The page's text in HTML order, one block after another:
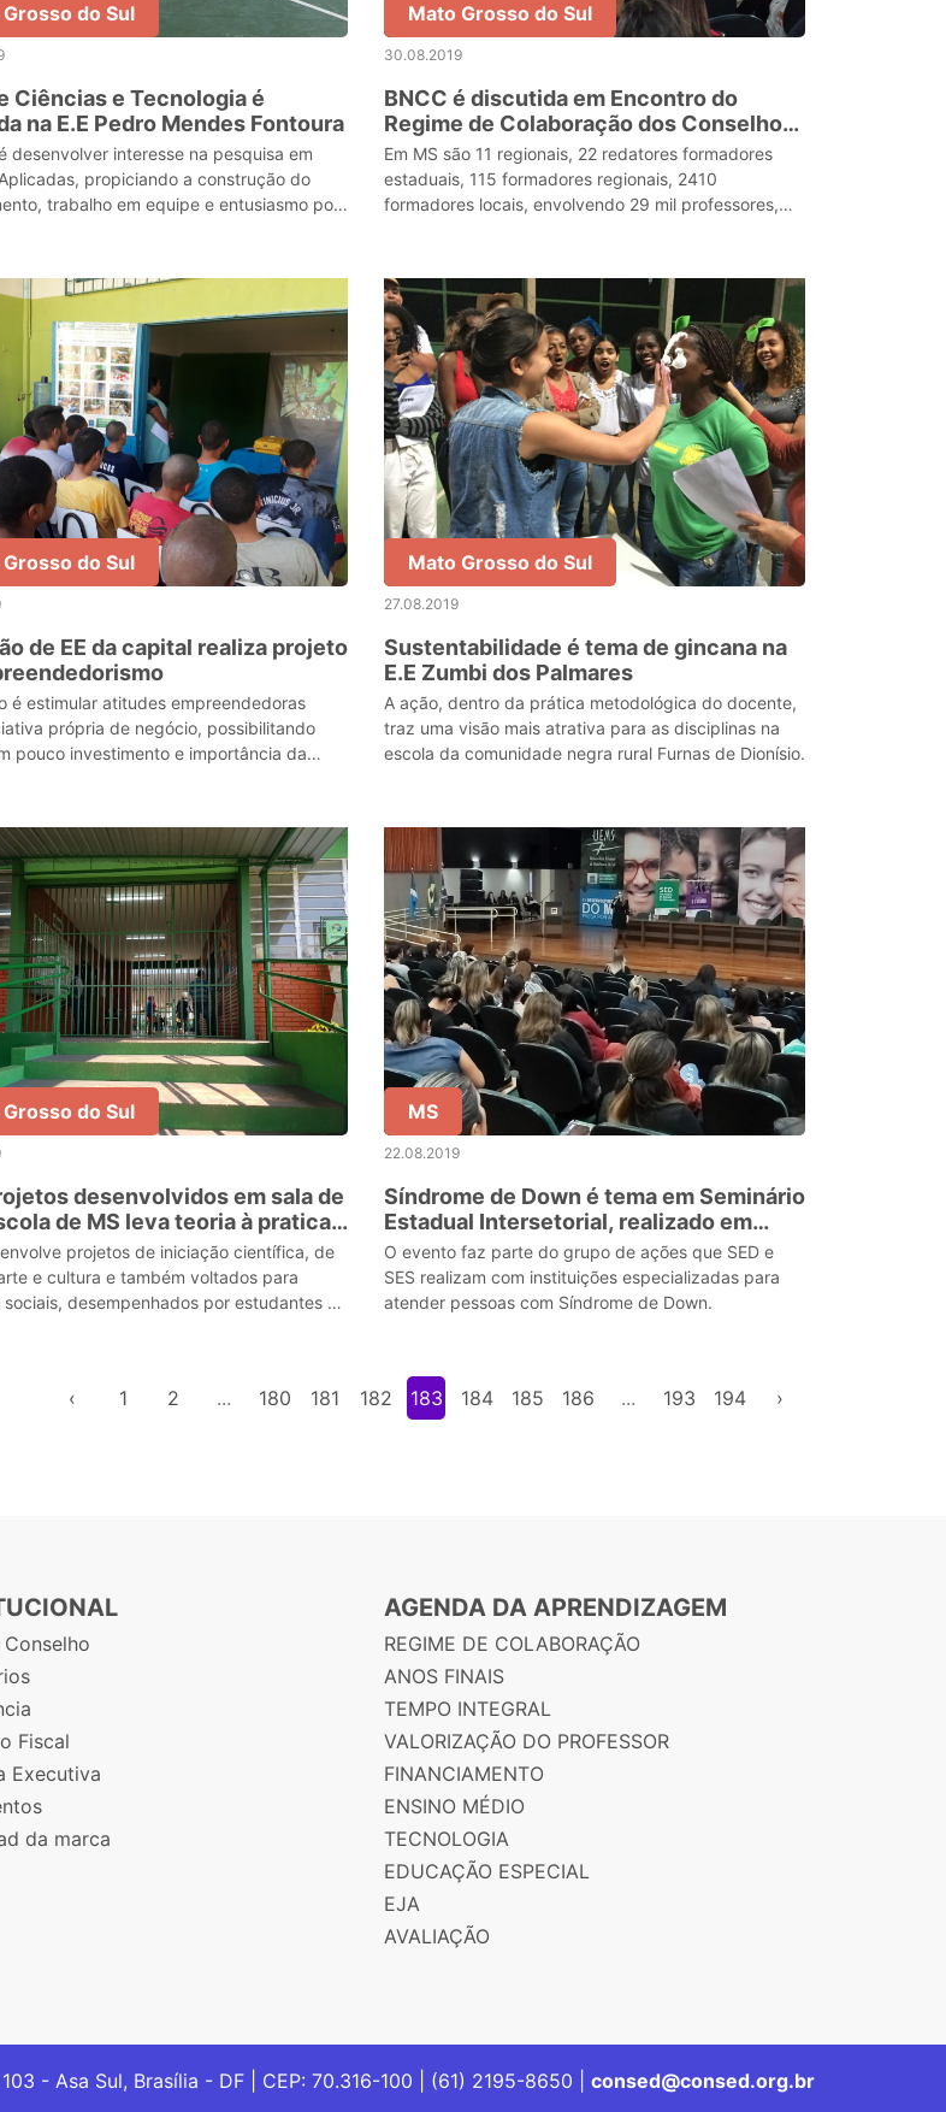
do Sul
Ciências e Tecnologia é
na E.E Pedro Mendes Fontoura
desenvolver interesse na pesquisa em
propiciando a construção do
trabalho em equipe e entusiasmo por
Mato Grosso do Sul
30.08.2019
BNCC é discutida em Encontro do
Regime de Colaboração dos Conselhos
de Educação
Em MS são 11 regionais, 22 redatores formadores
estaduais, 115 formadores regionais, 2410
formadores locais, envolvendo 29 mil professores,
do Sul
de EE da capital realiza projeto
é estimular atitudes empreendedoras
própria de negócio, possibilitando
pouco investimento e importância da
Mato Grosso do Sul
27.08.2019
Sustentabilidade é tema de gincana na
E.E Zumbi dos Palmares
A ação, dentro da prática metodológica do docente,
traz uma visão mais atrativa para as disciplinas na
escola da comunidade negra rural Furnas de Dionísio.
do Sul
desenvolvidos em sala de
de MS leva teoria à pratica
Grande
projetos de iniciação científica, de
e cultura e também voltados para
desempenhados por estudantes e
MS
22.08.2019
Síndrome de Down é tema em Seminário
Estadual Intersetorial, realizado em
Campo Grande
O evento faz parte do grupo de ações que SED e
SES realizam com instituições especializadas para
atender pessoas com Síndrome de Down.
‹ 1 2 ... 180 181 182 183 184 185 186 ... 193 194 ›
Fiscal
Executiva
da marca
AGENDA DA APRENDIZAGEM
REGIME DE COLABORAÇÃO
ANOS FINAIS
TEMPO INTEGRAL
VALORIZAÇÃO DO PROFESSOR
FINANCIAMENTO
ENSINO MÉDIO
TECNOLOGIA
EDUCAÇÃO ESPECIAL
EJA
AVALIAÇÃO
- Asa Sul, Brasília - DF | CEP: 70.316-100 | (61) 2195-8650 | consed@consed.org.br